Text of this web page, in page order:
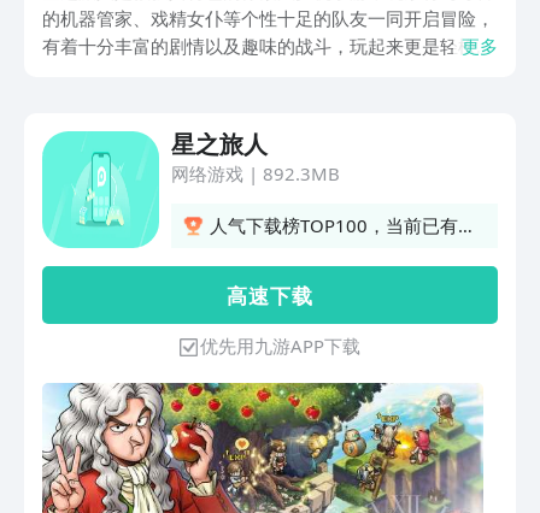
的机器管家、戏精女仆等个性十足的队友一同开启冒险，
有着十分丰富的剧情以及趣味的战斗，玩起来更是轻松更多
星之旅人
网络游戏| 892.3MB
人气下载榜TOP100，当前已有2
高 速 下 载
优先用九游APP下载